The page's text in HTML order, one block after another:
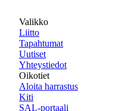
Valikko
Liitto
Tapahtumat
Uutiset
Yhteystiedot
Oikotiet
Aloita harrastus
Kiti
SAL-portaali